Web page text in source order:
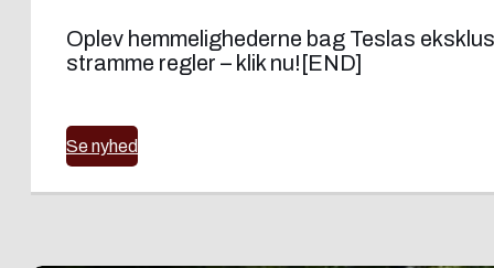
Oplev hemmelighederne bag Teslas
stramme regler – klik nu![END]
Se nyhed